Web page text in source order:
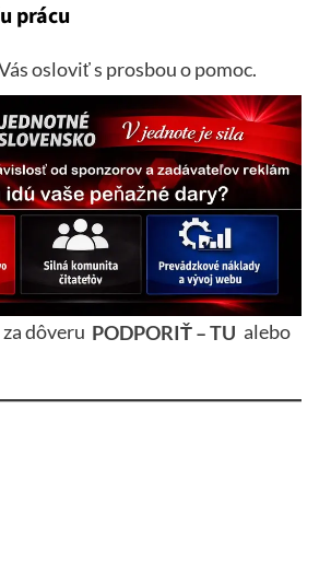
prácu
osloviť s prosbou o pomoc.
dôveru PODPORIŤ – TU alebo